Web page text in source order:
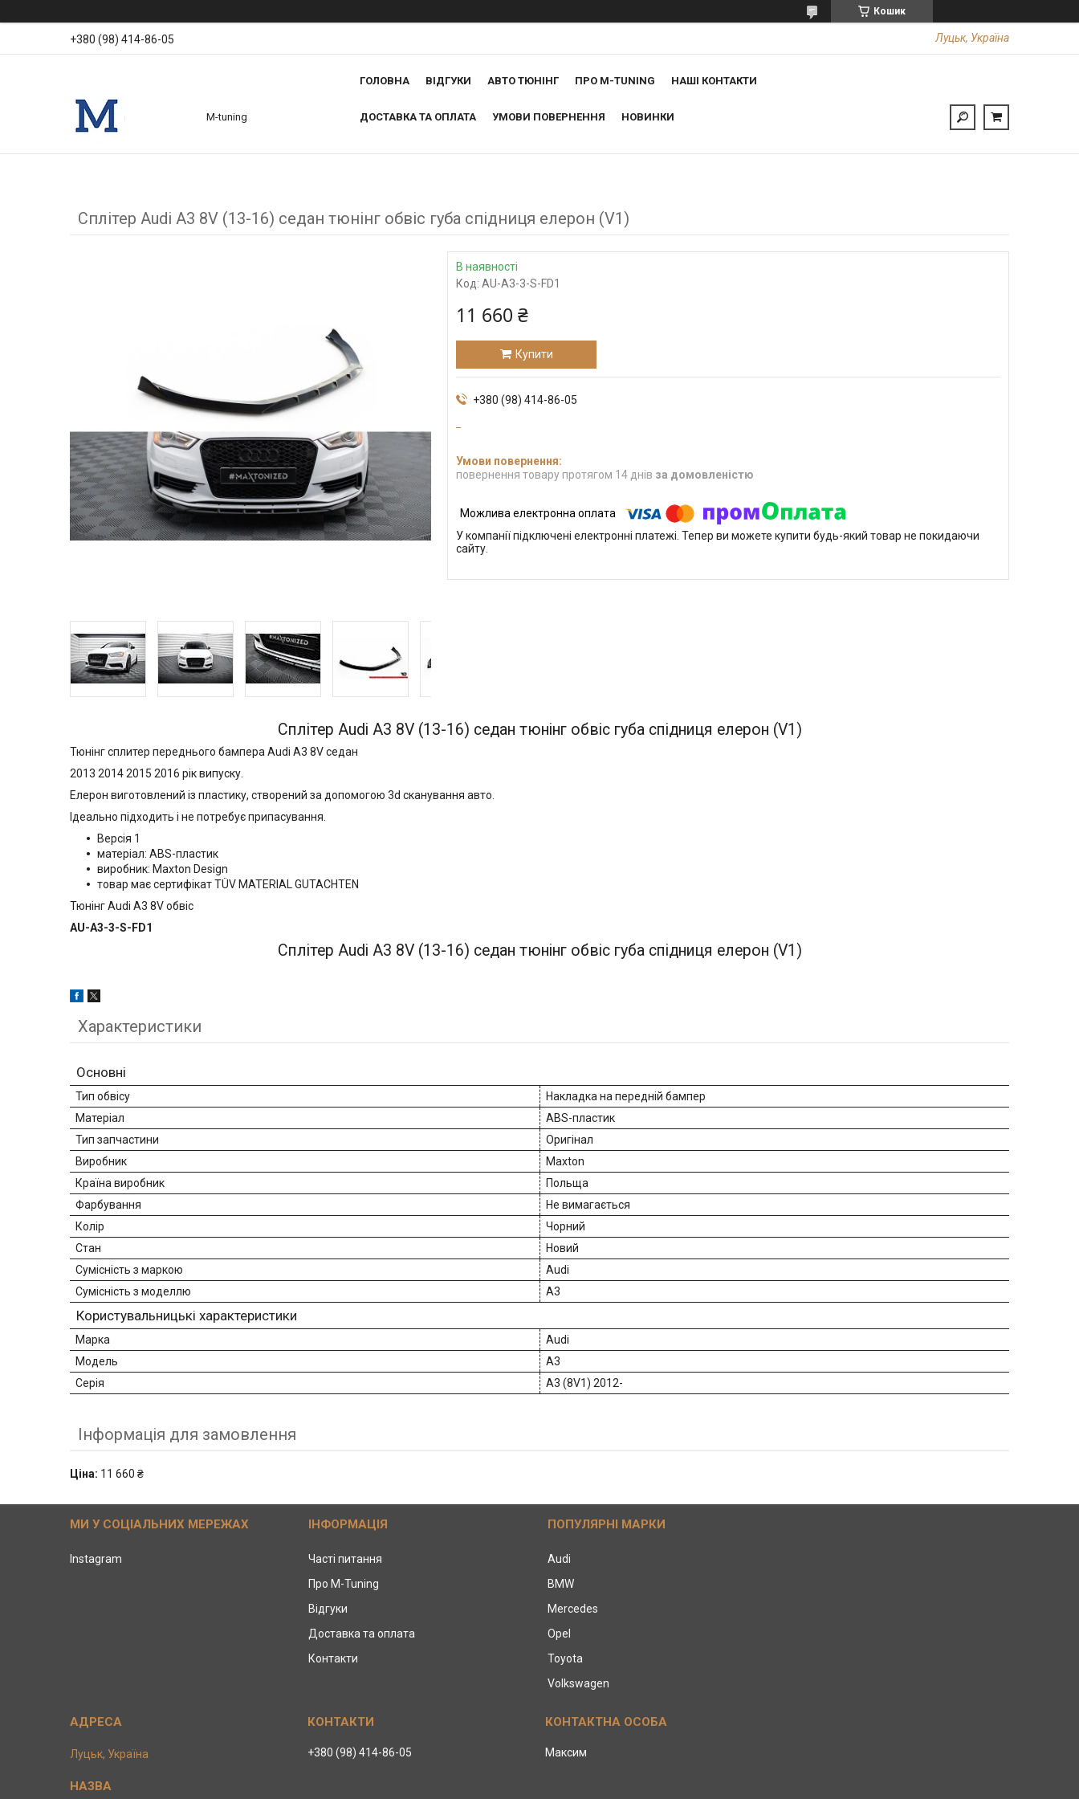
Кошик
+380 (98) 414-86-05 Луцьк, Україна
M-tuning
ГОЛОВНА ВІДГУКИ АВТО ТЮНІНГ ПРО M-TUNING НАШІ КОНТАКТИ
ДОСТАВКА ТА ОПЛАТА УМОВИ ПОВЕРНЕННЯ НОВИНКИ
Сплітер Audi A3 8V (13-16) седан тюнінг обвіс губа спідниця елерон (V1)
В наявності
Код: AU-A3-3-S-FD1
11 660 ₴
Купити
+380 (98) 414-86-05
повернення товару протягом 14 днів за домовленістю
У компанії підключені електронні платежі. Тепер ви можете купити будь-який товар не покидаючи
сайту.
Сплітер Audi A3 8V (13-16) седан тюнінг обвіс губа спідниця елерон (V1)
Тюнінг сплитер переднього бампера Audi A3 8V седан
2013 2014 2015 2016 рік випуску.
Елерон виготовлений із пластику, створений за допомогою 3d сканування авто.
Ідеально підходить і не потребує припасування.
Версія 1
матеріал: ABS-пластик
виробник: Maxton Design
товар має сертифікат TÜV MATERIAL GUTACHTEN
Тюнінг Audi A3 8V обвіс
AU-A3-3-S-FD1
Сплітер Audi A3 8V (13-16) седан тюнінг обвіс губа спідниця елерон (V1)
Характеристики
Основні
Тип обвісу
Накладка на передній бампер
Матеріал
ABS-пластик
Тип запчастини
Оригінал
Виробник
Maxton
Країна виробник
Польща
Фарбування
Не вимагається
Колір
Чорний
Стан
Новий
Сумісність з маркою
Audi
Сумісність з моделлю
A3
Користувальницькі характеристики
Марка
Audi
Модель
A3
Серія
A3 (8V1) 2012-
Інформація для замовлення
Ціна: 11 660 ₴
МИ У СОЦІАЛЬНИХ МЕРЕЖАХ
Instagram
ІНФОРМАЦІЯ
Часті питання
Про M-Tuning
Відгуки
Доставка та оплата
Контакти
ПОПУЛЯРНІ МАРКИ
Audi
BMW
Mercedes
Opel
Toyota
Volkswagen
Луцьк, Україна +380 (98) 414-86-05 Максим